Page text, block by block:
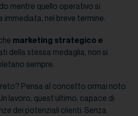
mentre quello operativo si
nel breve termine.
marketing strategico e
della stessa medaglia, non si
sempre.
Pensa al concetto ormai noto
lavoro, quest’ultimo, capace di
dei potenziali clienti. Senza